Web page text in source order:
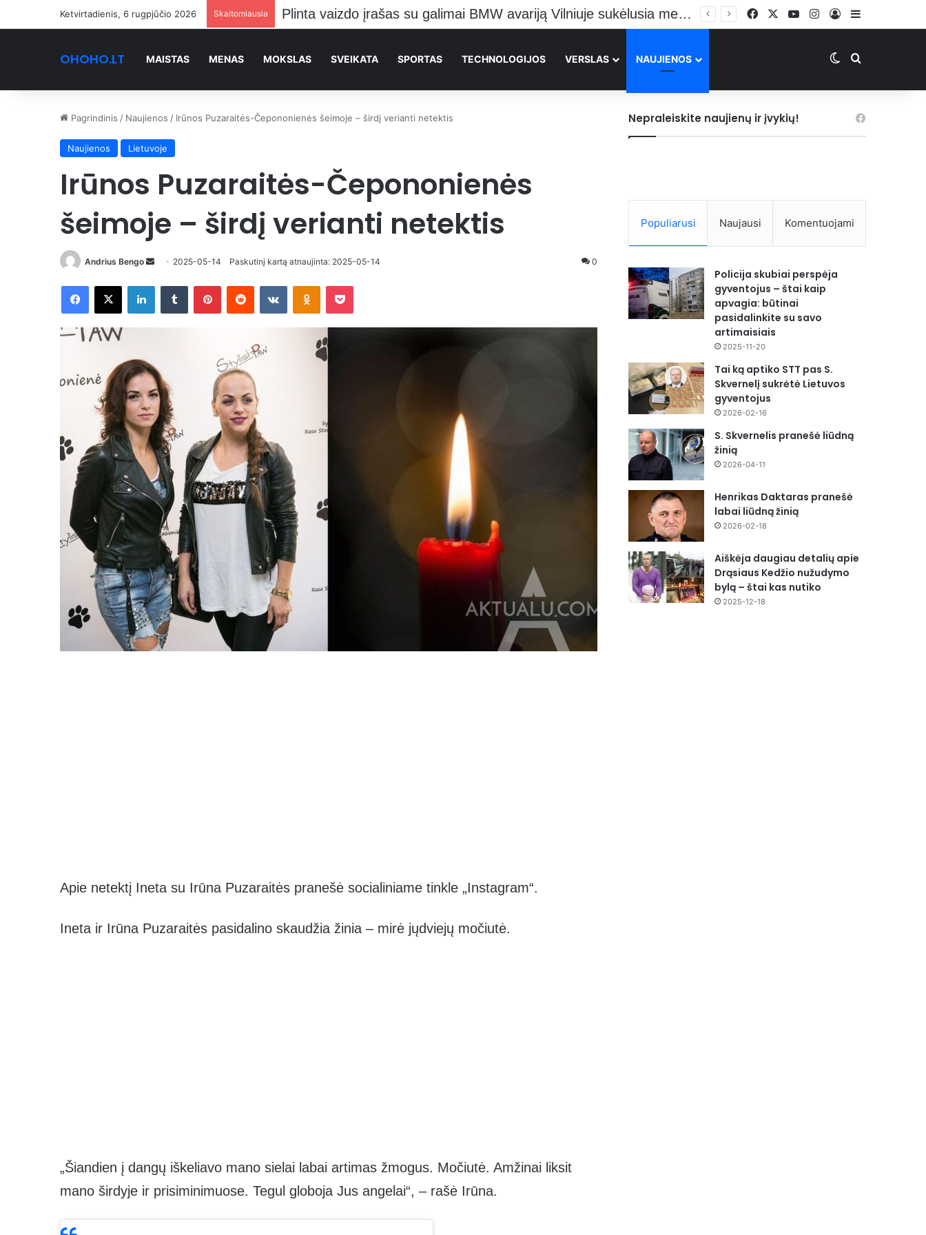
Ketvirtadienis, 6 rugpjūčio 2026 Skaitomiausia Stano pranešė kraupią žinią Vilniečiams FacebookYouTubeInstagramPrisijungti
Sidebar
OHOHO.LT MAISTAS MENAS MOKSLAS SVEIKATA SPORTAS TECHNOLOGIJOS VERSLAS NAUJIENOS Switch skin
Ieškoti
Pagrindinis / Naujienos / Irūnos Puzaraitės-Čepononienės šeimoje – širdį verianti netektis
Naujienos Lietuvoje
Irūnos Puzaraitės-Čepononienės
šeimoje – širdį verianti netektis
Andrius Bengo
Send
email
2025-05-14 Paskutinį kartą atnaujinta: 2025-05-14 0
Facebook
X LinkedInTumblr PinterestReddit VKontakteOdnoklassniki
Pocket
Apie netektį Ineta su Irūna Puzaraitės pranešė socialiniame tinkle „Instagram“.
Ineta ir Irūna Puzaraitės pasidalino skaudžia žinia – mirė jųdviejų močiutė.
„Šiandien į dangų iškeliavo mano sielai labai artimas žmogus. Močiutė. Amžinai liksit
mano širdyje ir prisiminimuose. Tegul globoja Jus angelai“, – rašė Irūna.
Nepraleiskite naujienų ir įvykių!
Populiarusi Naujausi Komentuojami
Policija skubiai perspėja
gyventojus – štai kaip
apvagia: būtinai
pasidalinkite su savo
artimaisiais
2025-11-20
Tai ką aptiko STT pas S.
Skvernelį sukrėtė Lietuvos
gyventojus
2026-02-16
S. Skvernelis pranešė liūdną
žinią
2026-04-11
Henrikas Daktaras pranešė
labai liūdną žinią
2026-02-18
Aiškėja daugiau detalių apie
Drąsiaus Kedžio nužudymo
bylą – štai kas nutiko
2025-12-18